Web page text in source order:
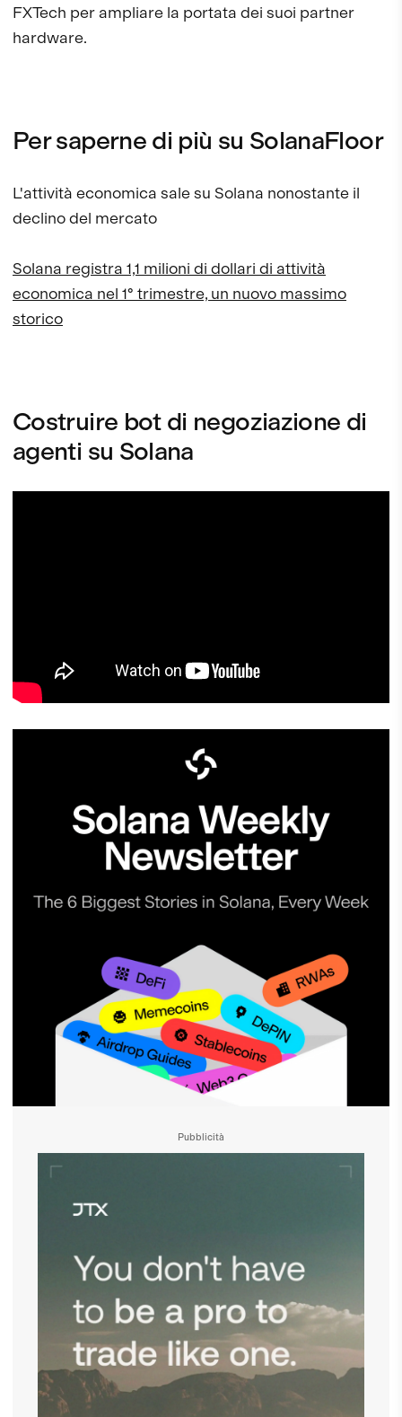
FXTech per ampliare la portata dei suoi partner
hardware.
Per saperne di più su SolanaFloor
L'attività economica sale su Solana nonostante il
declino del mercato
Solana registra 1,1 milioni di dollari di attività
economica nel 1° trimestre, un nuovo massimo
storico
Costruire bot di negoziazione di
agenti su Solana
Pubblicità